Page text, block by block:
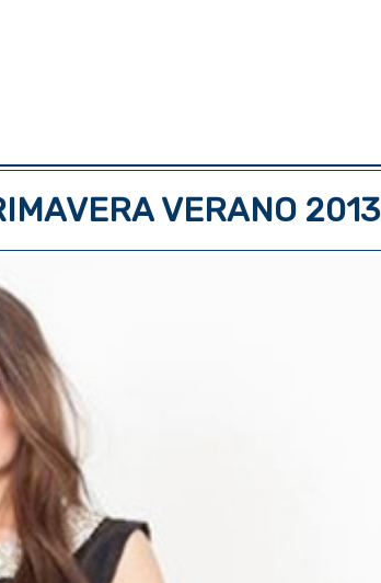
VERANO 2013